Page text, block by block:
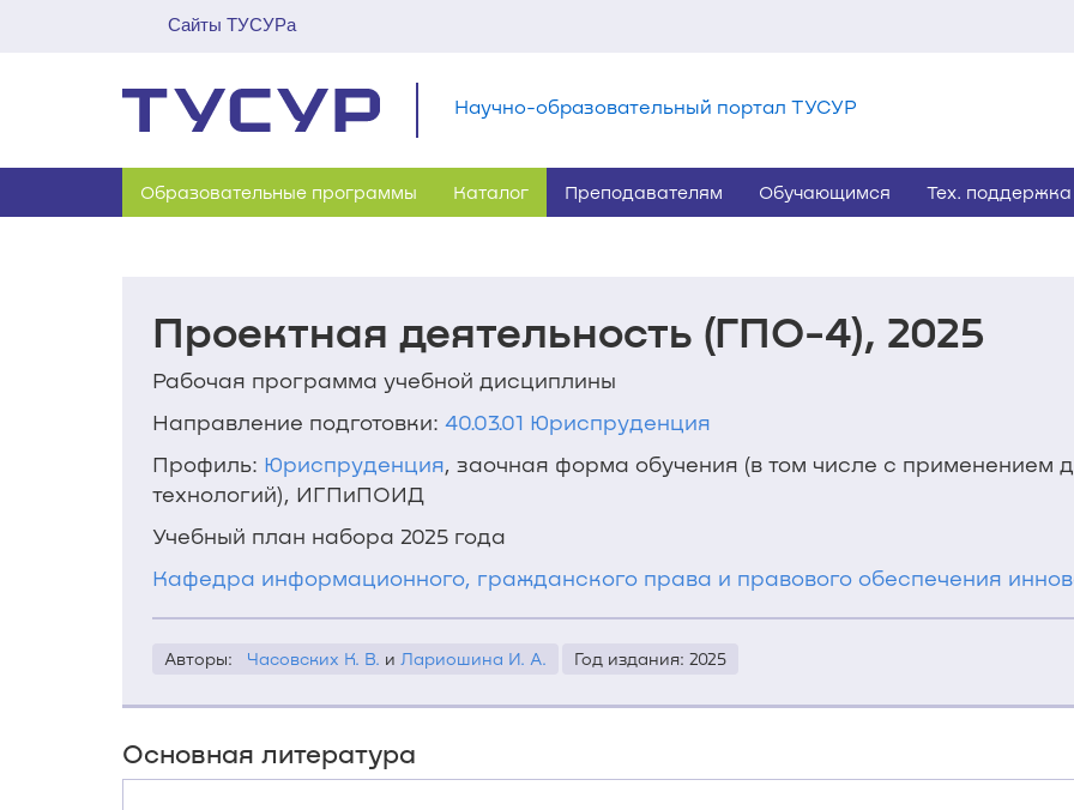
Сайты ТУСУРа
Научно-образовательный портал ТУСУР
Образовательные программы Каталог Преподавателям Обучающимся Тех. поддержка
Проектная деятельность (ГПО-4), 2025
Рабочая программа учебной дисциплины
Направление подготовки: 40.03.01 Юриспруденция
Профиль: Юриспруденция, заочная форма обучения (в том числе с применением
технологий), ИГПиПОИД
Учебный план набора 2025 года
Кафедра информационного, гражданского права и правового обеспечения
Авторы: Часовских К. В. и Лариошина И. А. Год издания: 2025
Основная литература